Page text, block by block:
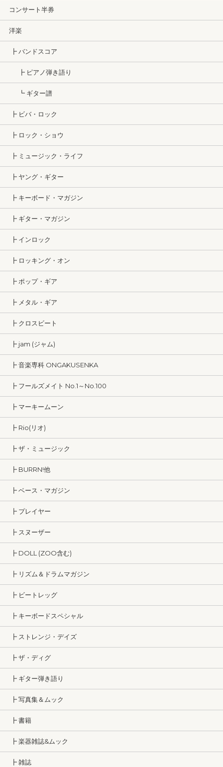
コンサート半券
洋楽
┣ バンドスコア
┣ ピアノ弾き語り
┗ ギター譜
┣ ビバ・ロック
┣ ロック・ショウ
┣ ミュージック・ライフ
┣ ヤング・ギター
┣ キーボード・マガジン
┣ ギター・マガジン
┣ インロック
┣ ロッキング・オン
┣ ポップ・ギア
┣ メタル・ギア
┣ クロスビート
┣ jam (ジャム)
┣ 音楽専科 ONGAKUSENKA
┣ フールズメイト No.1～No.100
┣ マーキームーン
┣ Rio(リオ)
┣ ザ・ミュージック
┣ BURRN!他
┣ ベース・マガジン
┣ プレイヤー
┣ スヌーザー
┣ DOLL (ZOO含む)
┣ リズム＆ドラムマガジン
┣ ビートレッグ
┣ キーボードスペシャル
┣ ストレンジ・デイズ
┣ ザ・ディグ
┣ ギター弾き語り
┣ 写真集＆ムック
┣ 書籍
┣ 楽器雑誌&ムック
┣ 雑誌